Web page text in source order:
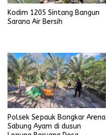
Kodim 1205 Sintang Bangun
Sarana Air Bersih
Polsek Sepauk Bongkar Arena
Sabung Ayam di dusun